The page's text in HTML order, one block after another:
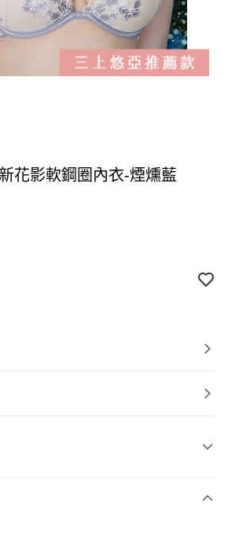
花影軟鋼圈內衣-煙燻藍